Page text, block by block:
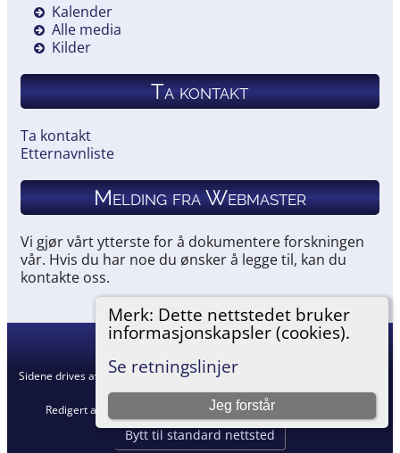
Merk: Dette nettstedet bruker
informasjonskapsler (cookies).
Se retningslinjer
Jeg forstår
Kalender
Alle media
Kilder
Ta kontakt
Ta kontakt
Etternavnliste
Melding fra Webmaster
Vi gjør vårt ytterste for å dokumentere forskningen
vår. Hvis du har noe du ønsker å legge til, kan du
kontakte oss.
Hemneslekt 2026
Sidene drives av The Next Generation of Genealogy Sitebuilding
Redigert av
Retningslinjer for personvern
Bytt til standard nettsted